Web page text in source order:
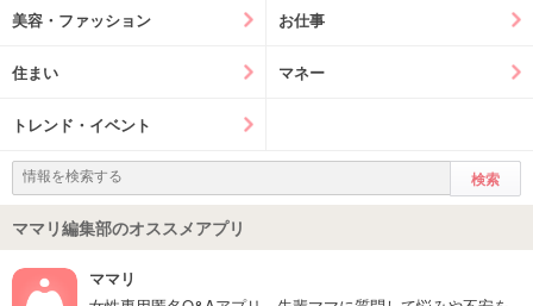
美容・ファッション お仕事
住まい マネー
トレンド・イベント
ママリ編集部のオススメアプリ
ママリ